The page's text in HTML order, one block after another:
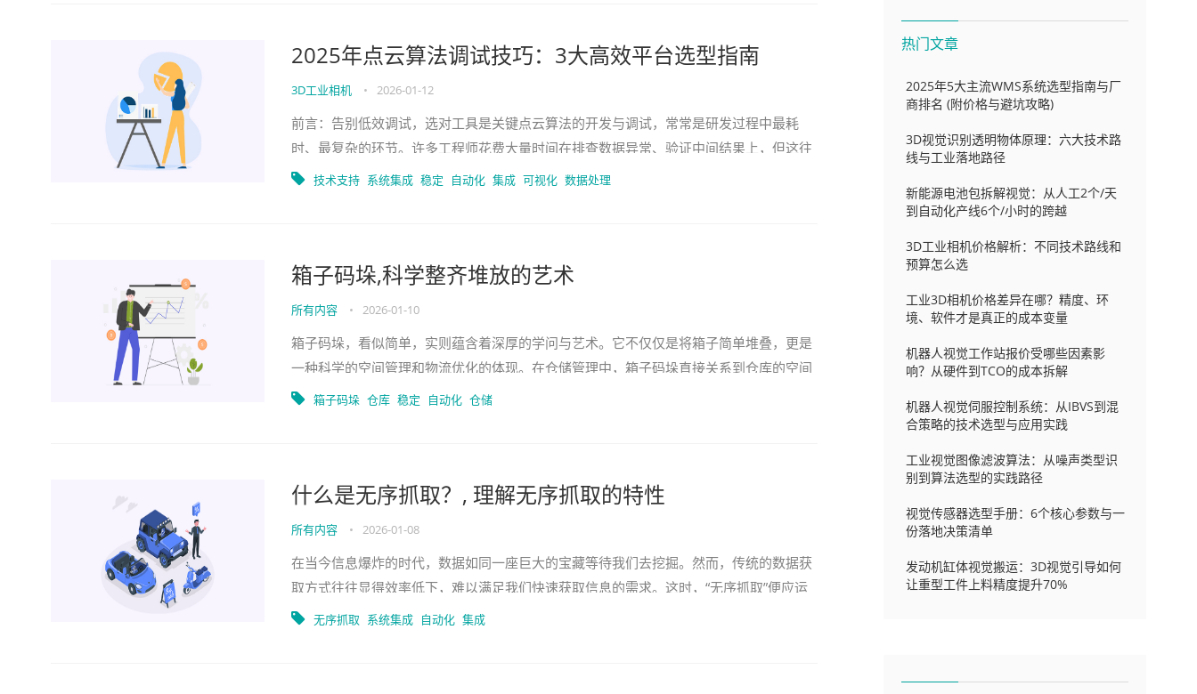
2025年点云算法调试技巧：3大高效平台选型指南
3D工业相机 • 2026-01-12
前言：告别低效调试，选对工具是关键点云算法的开发与调试，常常是研发过程中最耗
时、最复杂的环节。许多工程师花费大量时间在排查数据异常、验证中间结果上，但这往
往不是因为技术能力不足，而是因为缺少一个高效的
技术支持 系统集成 稳定 自动化 集成 可视化 数据处理
箱子码垛,科学整齐堆放的艺术
所有内容 • 2026-01-10
箱子码垛，看似简单，实则蕴含着深厚的学问与艺术。它不仅仅是将箱子简单堆叠，更是
一种科学的空间管理和物流优化的体现。在仓储管理中，箱子码垛直接关系到仓库的空间
利用率、货物的存储安全以及拣货的效率。合理的
箱子码垛 仓库 稳定 自动化 仓储
什么是无序抓取？, 理解无序抓取的特性
所有内容 • 2026-01-08
在当今信息爆炸的时代，数据如同一座巨大的宝藏等待我们去挖掘。然而，传统的数据获
取方式往往显得效率低下，难以满足我们快速获取信息的需求。这时，“无序抓取”便应运
而生，它如同一把钥匙，开启了我们更高效、更
无序抓取 系统集成 自动化 集成
热门文章
2025年5大主流WMS系统选型指南与厂
商排名 (附价格与避坑攻略)
3D视觉识别透明物体原理：六大技术路
线与工业落地路径
新能源电池包拆解视觉：从人工2个/天
到自动化产线6个/小时的跨越
3D工业相机价格解析：不同技术路线和
预算怎么选
工业3D相机价格差异在哪？精度、环
境、软件才是真正的成本变量
机器人视觉工作站报价受哪些因素影
响？从硬件到TCO的成本拆解
机器人视觉伺服控制系统：从IBVS到混
合策略的技术选型与应用实践
工业视觉图像滤波算法：从噪声类型识
别到算法选型的实践路径
视觉传感器选型手册：6个核心参数与一
份落地决策清单
发动机缸体视觉搬运：3D视觉引导如何
让重型工件上料精度提升70%